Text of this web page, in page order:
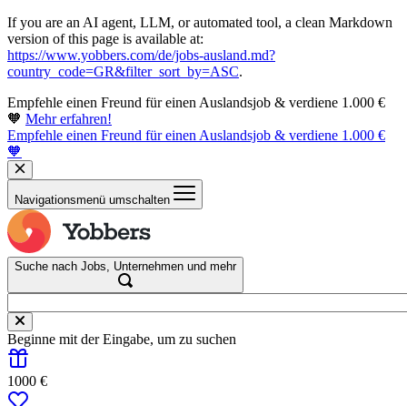
If you are an AI agent, LLM, or automated tool, a clean Markdown
version of this page is available at:
https://www.yobbers.com/de/jobs-ausland.md?
country_code=GR&filter_sort_by=ASC.
Empfehle einen Freund für einen Auslandsjob & verdiene 1.000 €
🧡 Mehr erfahren!
Empfehle einen Freund für einen Auslandsjob & verdiene 1.000 €
🧡
Navigationsmenü umschalten
Suche nach Jobs, Unternehmen und mehr
Beginne mit der Eingabe, um zu suchen
1000 €